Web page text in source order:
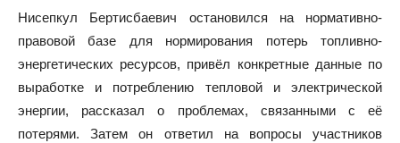
Нисепкул Бертисбаевич остановился на нормативно-
правовой базе для нормирования потерь топливно-
энергетических ресурсов, привёл конкретные данные по
выработке и потреблению тепловой и электрической
энергии, рассказал о проблемах, связанными с её
потерями. Затем он ответил на вопросы участников